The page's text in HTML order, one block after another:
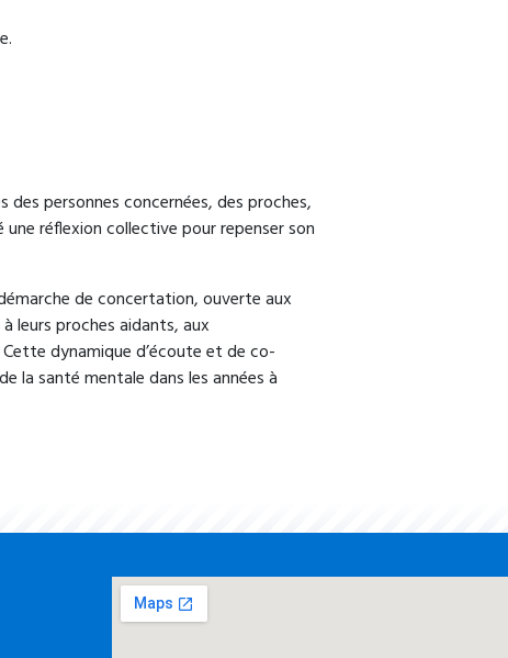
personnes concernées, des proches,
réflexion collective pour repenser son
de concertation, ouverte aux
leurs proches aidants, aux
dynamique d’écoute et de co-
la santé mentale dans les années à